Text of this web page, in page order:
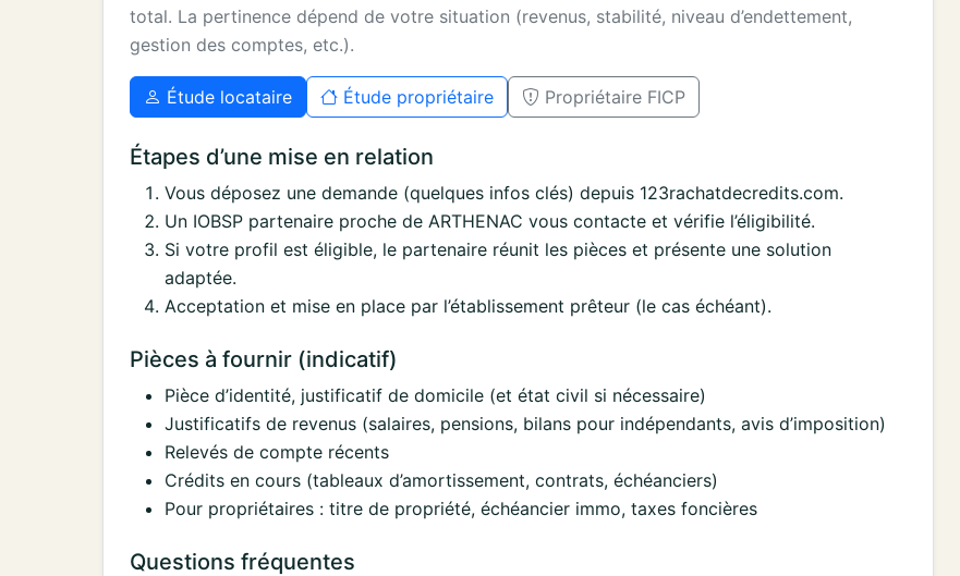
total. La pertinence dépend de votre situation (revenus, stabilité, niveau d’endettement,
gestion des comptes, etc.).
Étude locataire Étude propriétaire Propriétaire FICP
Étapes d’une mise en relation
Vous déposez une demande (quelques infos clés) depuis 123rachatdecredits.com.
Un IOBSP partenaire proche de ARTHENAC vous contacte et vérifie l’éligibilité.
Si votre profil est éligible, le partenaire réunit les pièces et présente une solution
adaptée.
Acceptation et mise en place par l’établissement prêteur (le cas échéant).
Pièces à fournir (indicatif)
Pièce d’identité, justificatif de domicile (et état civil si nécessaire)
Justificatifs de revenus (salaires, pensions, bilans pour indépendants, avis d’imposition)
Relevés de compte récents
Crédits en cours (tableaux d’amortissement, contrats, échéanciers)
Pour propriétaires : titre de propriété, échéancier immo, taxes foncières
Questions fréquentes